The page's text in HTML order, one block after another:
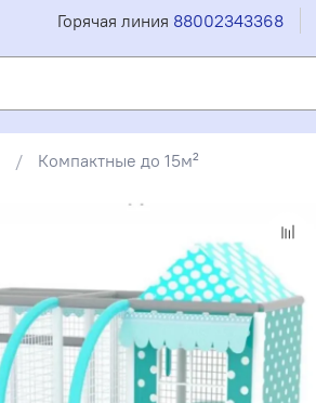
Горячая линия 88002343368
Компактные до 15м²